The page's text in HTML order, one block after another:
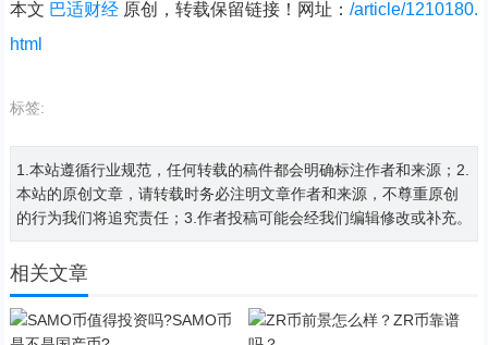
本文 巴适财经原创，转载保留链接！网址： /article/1210180.
html
标签:
1.本站遵循行业规范，任何转载的稿件都会明确标注作者和来源；2.
本站的原创文章，请转载时务必注明文章作者和来源，不尊重原创
的行为我们将追究责任；3.作者投稿可能会经我们编辑修改或补充。
相关文章